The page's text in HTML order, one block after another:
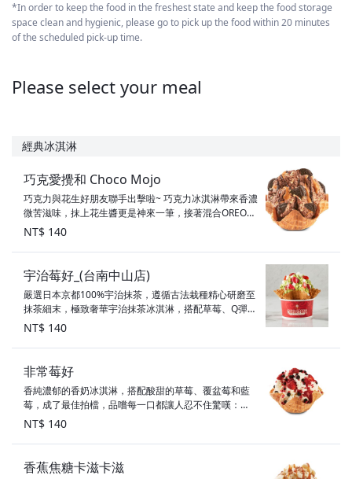
*In order to keep the food in the freshest state and keep the food storage
space clean and hygienic, please go to pick up the food within 20 minutes
of the scheduled pick-up time.
Please select your meal
經典冰淇淋
巧克愛攪和 Choco Mojo
巧克力與花生好朋友聯手出擊啦~ 巧克力冰淇淋帶來香濃
微苦滋味，抹上花生醬更是神來一筆，接著混合OREO和
脆口的杏仁，讓你一吃就上癮～ COLD STONE就想與你
和在一起~ 配料：花生醬、巧克力醬、烤杏仁、OREO 甜
度：3.5顆星 素食標示：奶素
NT$ 140
宇治莓好_(台南中山店)
嚴選日本京都100%宇治抹茶，遵循古法栽種精心研磨至
抹茶細末，極致奢華宇治抹茶冰淇淋，搭配草莓、Q彈小
麻糬，淋上滑順綿密煉乳，香醇味蕾在口中慢慢化開，
完美詮釋『濃厚』抹茶風味，給您充滿驚喜的初夏茶韻
～ 配料：草莓、小麻糬、煉乳 甜度：1顆星 素食標示：
奶素
NT$ 140
非常莓好
香純濃郁的香奶冰淇淋，搭配酸甜的草莓、覆盆莓和藍
莓，成了最佳拍檔，品嚐每一口都讓人忍不住驚嘆：
「啊！非常莓好！」 配料：草莓、藍莓、覆盆莓 甜度：
2顆星 素食標示：奶素
NT$ 140
香蕉焦糖卡滋卡滋